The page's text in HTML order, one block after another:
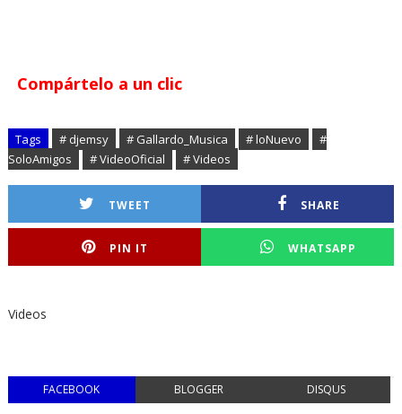
Compártelo a un clic
Tags # djemsy # Gallardo_Musica # loNuevo
#
SoloAmigos
# VideoOficial # Videos
TWEET SHARE
PIN IT WHATSAPP
Videos
FACEBOOK BLOGGER DISQUS